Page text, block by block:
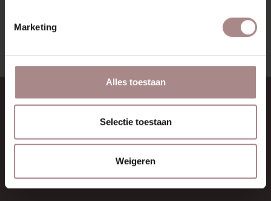
Marketing
Alles toestaan
Selectie toestaan
Weigeren
CONTACT
Sav & Økse is een onderdeel van
De Machinekamer
IBAN:NL21 RABO 0126 3237 47